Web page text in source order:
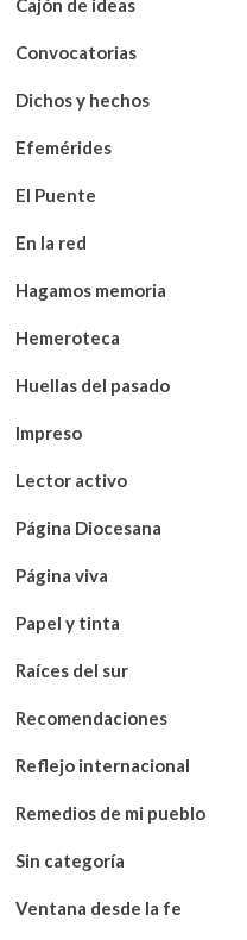
Cajón de ideas
Convocatorias
Dichos y hechos
Efemérides
El Puente
En la red
Hagamos memoria
Hemeroteca
Huellas del pasado
Impreso
Lector activo
Página Diocesana
Página viva
Papel y tinta
Raíces del sur
Recomendaciones
Reflejo internacional
Remedios de mi pueblo
Sin categoría
Ventana desde la fe